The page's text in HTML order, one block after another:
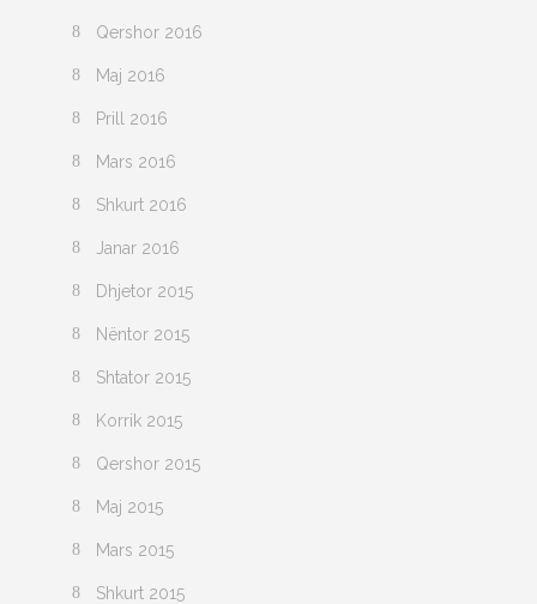
Qershor 2016
Maj 2016
Prill 2016
Mars 2016
Shkurt 2016
Janar 2016
Dhjetor 2015
Nëntor 2015
Shtator 2015
Korrik 2015
Qershor 2015
Maj 2015
Mars 2015
Shkurt 2015